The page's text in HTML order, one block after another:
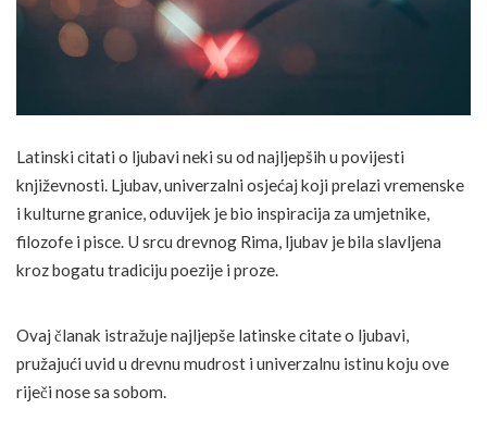
Latinski citati o ljubavi neki su od najljepših u povijesti
književnosti. Ljubav, univerzalni osjećaj koji prelazi vremenske
i kulturne granice, oduvijek je bio inspiracija za umjetnike,
filozofe i pisce. U srcu drevnog Rima, ljubav je bila slavljena
kroz bogatu tradiciju poezije i proze.
Ovaj članak istražuje najljepše latinske citate o ljubavi,
pružajući uvid u drevnu mudrost i univerzalnu istinu koju ove
riječi nose sa sobom.